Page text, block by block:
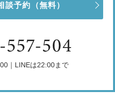
談予約 （無料）
｜LINEは22:00まで